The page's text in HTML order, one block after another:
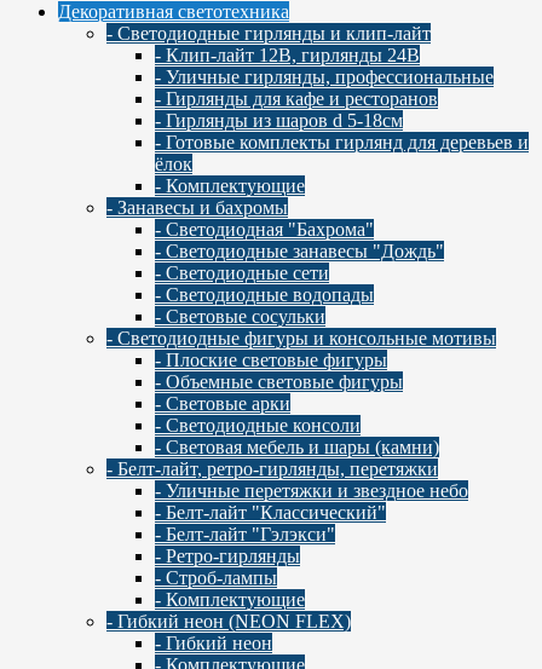
Декоративная светотехника
- Светодиодные гирлянды и клип-лайт
- Клип-лайт 12В, гирлянды 24В
- Уличные гирлянды, профессиональные
- Гирлянды для кафе и ресторанов
- Гирлянды из шаров d 5-18cм
- Готовые комплекты гирлянд для деревьев и
ёлок
- Комплектующие
- Занавесы и бахромы
- Светодиодная "Бахрома"
- Светодиодные занавесы "Дождь"
- Светодиодные сети
- Светодиодные водопады
- Световые сосульки
- Cветодиодные фигуры и консольные мотивы
- Плоские световые фигуры
- Объемные световые фигуры
- Световые арки
- Светодиодные консоли
- Световая мебель и шары (камни)
- Белт-лайт, ретро-гирлянды, перетяжки
- Уличные перетяжки и звездное небо
- Белт-лайт "Классический"
- Белт-лайт "Гэлэкси"
- Ретро-гирлянды
- Строб-лампы
- Комплектующие
- Гибкий неон (NEON FLEX)
- Гибкий неон